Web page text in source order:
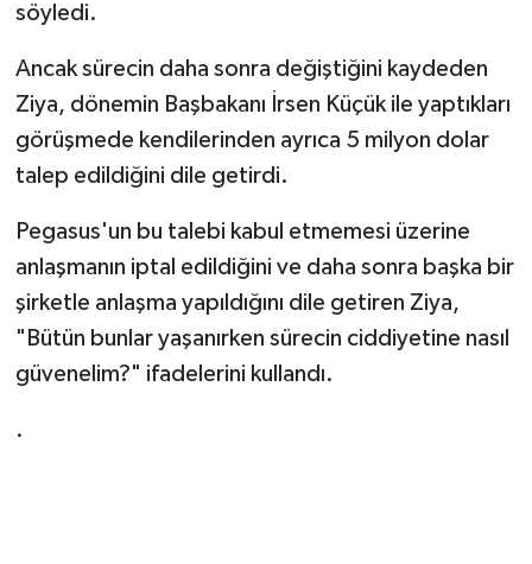
söyledi.
Ancak sürecin daha sonra değiştiğini kaydeden
Ziya, dönemin Başbakanı İrsen Küçük ile yaptıkları
görüşmede kendilerinden ayrıca 5 milyon dolar
talep edildiğini dile getirdi.
Pegasus'un bu talebi kabul etmemesi üzerine
anlaşmanın iptal edildiğini ve daha sonra başka bir
şirketle anlaşma yapıldığını dile getiren Ziya,
"Bütün bunlar yaşanırken sürecin ciddiyetine nasıl
güvenelim?" ifadelerini kullandı.
.